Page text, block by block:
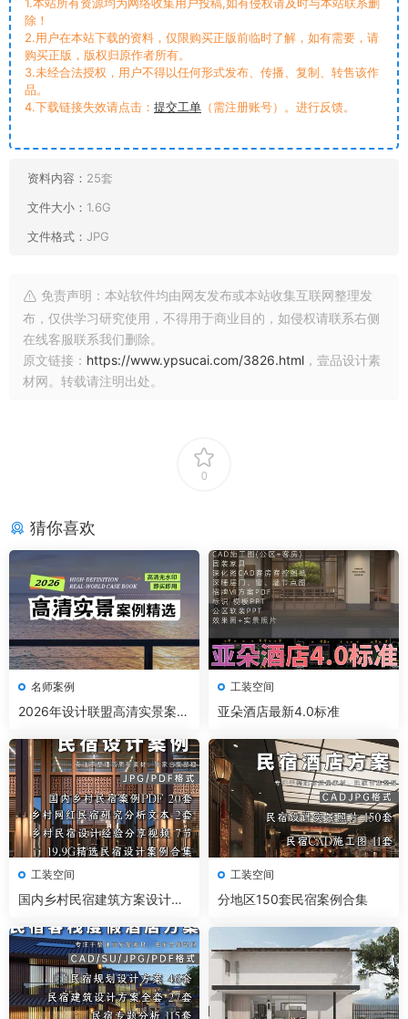
除！
2.用户在本站下载的资料，仅限购买正版前临时了解，如有需要，请
购买正版，版权归原作者所有。
3.未经合法授权，用户不得以任何形式发布、传播、复制、转售该作
品。
4.下载链接失效请点击： 提交工单 （需注册账号）。进行反馈。
资料内容： 25套
文件大小： 1.6G
文件格式： JPG
免责声明：本站软件均由网友发布或本站收集互联网整理发
布，仅供学习研究使用，不得用于商业目的，如侵权请联系右侧
在线客服联系我们删除。
原文链接： https://www.ypsucai.com/3826.html ，壹品设计素
材网。转载请注明出处。
0
猜你喜欢
名师案例
2026年设计联盟高清实景案例
工装空间
亚朵酒店最新4.0标准
工装空间
国内乡村民宿建筑方案设计案
工装空间
分地区150套民宿案例合集